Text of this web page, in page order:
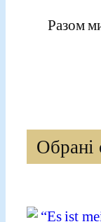
Разом
Обрані